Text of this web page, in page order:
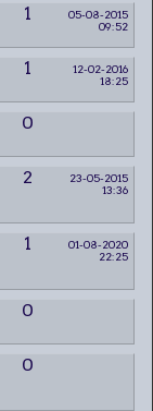
1
05-08-2015
09:52
1
12-02-2016
18:25
0
2
23-05-2015
13:36
1
01-08-2020
22:25
0
0